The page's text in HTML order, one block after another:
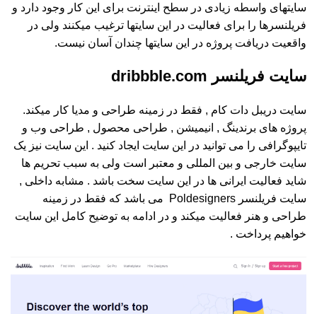
سایتهای واسطه زیادی در سطح اینترنت برای این کار وجود دارد و
فریلنسرها را برای فعالیت در این سایتها ترغیب میکنند ولی در
واقعیت دریافت پروژه در این سایتها چندان آسان نیست.
سایت فریلنسر dribbble.com
سایت دریبل دات کام , فقط در زمینه طراحی و مدیا کار میکند.
پروژه های برندینگ , انیمیشن , طراحی محصول , طراحی وب و
تایپوگرافی را می توانید در این سایت ایجاد کنید . این سایت نیز یک
سایت خارجی و بین المللی و معتبر است ولی به سبب تحریم ها
شاید فعالیت ایرانی ها در این سایت سخت باشد . مشابه داخلی ,
سایت فریلنسر Poldesigners می باشد که فقط در زمینه
طراحی و هنر فعالیت میکند و در ادامه به توضیح کامل این سایت
خواهیم پرداخت .